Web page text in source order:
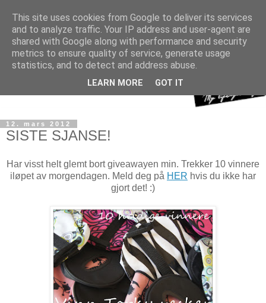
12. mars 2012
SISTE SJANSE!
Har visst helt glemt bort giveawayen min. Trekker 10 vinnere
iløpet av morgendagen. Meld deg på HER hvis du ikke har
gjort det! :)
This site uses cookies from Google to deliver its services
and to analyze traffic. Your IP address and user-agent are
shared with Google along with performance and security
metrics to ensure quality of service, generate usage
statistics, and to detect and address abuse.
LEARN MORE GOT IT